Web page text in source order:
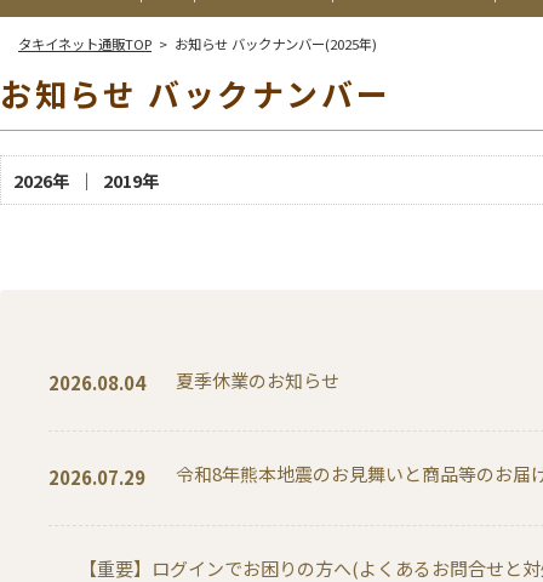
タキイネット通販TOP > お知らせ バックナンバー(2025年)
お知らせ バックナンバー
2026年 ｜ 2019年
2026.08.04 夏季休業のお知らせ
2026.07.29 令和8年熊本地震のお見舞いと商品等のお届
【重要】ログインでお困りの方へ(よくあるお問合せと